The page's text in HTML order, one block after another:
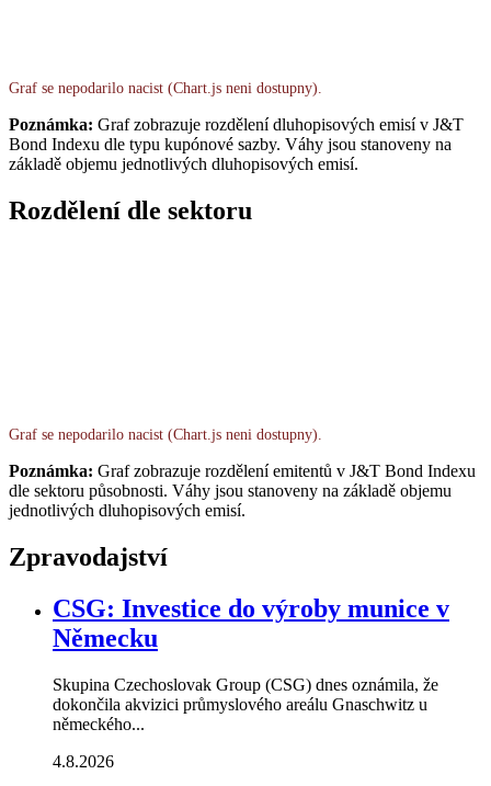
Graf se nepodarilo nacist (Chart.js neni dostupny).
Poznámka: Graf zobrazuje rozdělení dluhopisových emisí v J&T
Bond Indexu dle typu kupónové sazby. Váhy jsou stanoveny na
základě objemu jednotlivých dluhopisových emisí.
Rozdělení dle sektoru
Graf se nepodarilo nacist (Chart.js neni dostupny).
Poznámka: Graf zobrazuje rozdělení emitentů v J&T Bond Indexu
dle sektoru působnosti. Váhy jsou stanoveny na základě objemu
jednotlivých dluhopisových emisí.
Zpravodajství
CSG: Investice do výroby munice v
Německu
Skupina Czechoslovak Group (CSG) dnes oznámila, že
dokončila akvizici průmyslového areálu Gnaschwitz u
německého...
4.8.2026